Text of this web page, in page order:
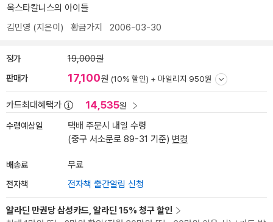
옥스타칼니스의 아이들
김민영 (지은이) 황금가지 2006-03-30
정가 19,000원
판매가 17,100원 (10% 할인) + 마일리지 950원
카드최대혜택가 14,535원
수령예상일
택배 주문시 내일 수령
(중구 서소문로 89-31 기준) 변경
배송료 무료
전자책 전자책 출간알림 신청
알라딘 만권당 삼성카드, 알라딘 15% 청구 할인